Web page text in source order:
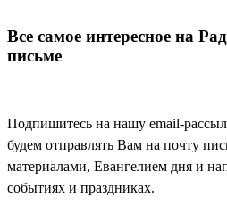
Все самое интересное на
письме
Подпишитесь на нашу email-
будем отправлять Вам на почту
материалами, Евангелием дня и
событиях и праздниках.